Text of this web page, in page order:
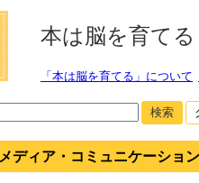
本は脳を育て
「本は脳を育てる」について
検索
メディア・コミュニケーショ